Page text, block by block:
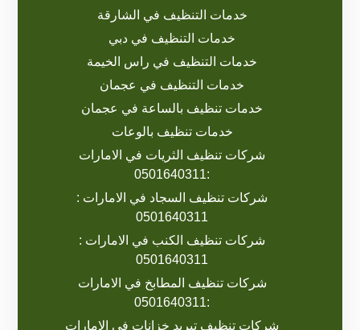
خدمات التنظيف في الشارقة
خدمات التنظيف في دبي
خدمات التنظيف في راس الخيمة
خدمات التنظيف في عجمان
خدمات تنظيف بالساعة في عجمان
خدمات تنظيف بالوعات
شركات تنظيف الثريات في الامارات
:0501640311
شركات تنظيف السجاد في الامارات :
0501640311
شركات تنظيف الكنب في الامارات :
0501640311
شركات تنظيف المطابخ في الامارات
:0501640311
شركات تنظيف تبريد خزانات في الامارات